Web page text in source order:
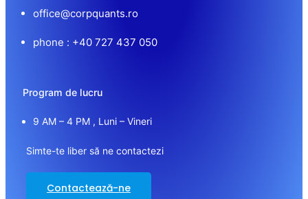
office@corpquants.ro
phone : +40 727 437 050
Program de lucru
9 AM – 4 PM , Luni – Vineri
Simte-te liber să ne contactezi
Contactează-ne